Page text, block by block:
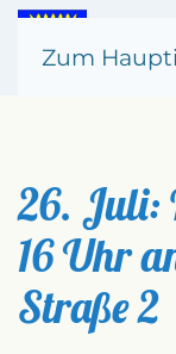
Zum
26. Juli:
16 Uhr
Straße 2